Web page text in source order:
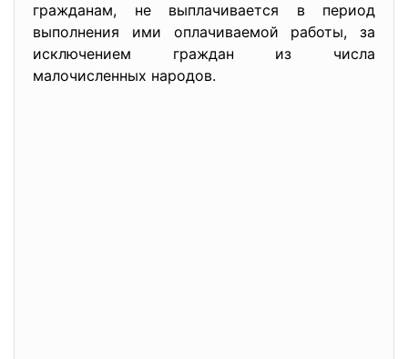
гражданам, не выплачивается в период
выполнения ими оплачиваемой работы, за
исключением граждан из числа
малочисленных народов.